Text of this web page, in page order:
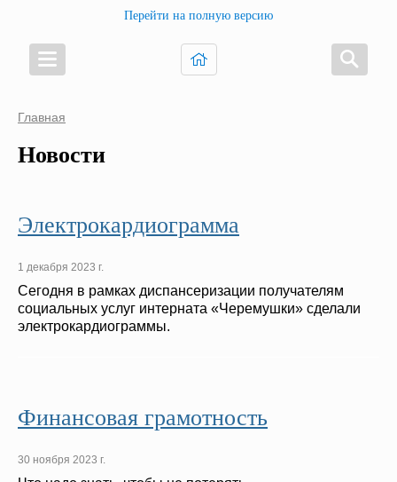
Перейти на полную версию
Главная
Новости
Электрокардиограмма
1 декабря 2023 г.
Сегодня в рамках диспансеризации получателям
социальных услуг интерната «Черемушки» сделали
электрокардиограммы.
Финансовая грамотность
30 ноября 2023 г.